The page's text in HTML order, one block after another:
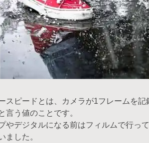
スピードとは、カメラが1フレームを
言う値のことです。
やデジタルになる前はフィルムで行っ
ました。